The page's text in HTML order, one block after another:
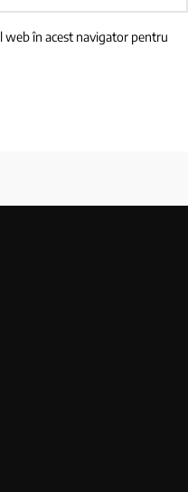
web în acest navigator pentru